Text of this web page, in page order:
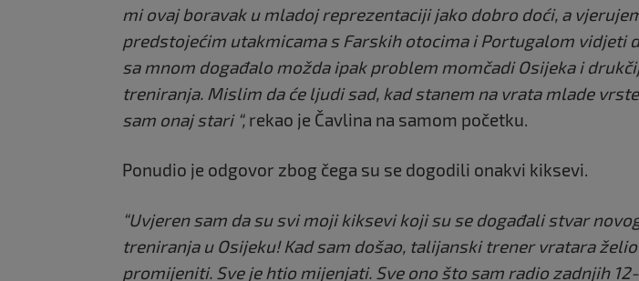
mi ovaj boravak u mladoj reprezentaciji jako dobro doći, a
predstojećim utakmicama s Farskih otocima i Portugalom vidjeti
sa mnom događalo možda ipak problem momčadi Osijeka i
treniranja. Mislim da će ljudi sad, kad stanem na vrata mlade
sam onaj stari “, rekao je Čavlina na samom početku.
Ponudio je odgovor zbog čega su se dogodili onakvi kiksevi.
“Uvjeren sam da su svi moji kiksevi koji su se događali stvar
treniranja u Osijeku! Kad sam došao, talijanski trener vratara
promijeniti. Sve je htio mijenjati. Sve ono što sam radio zadnjih